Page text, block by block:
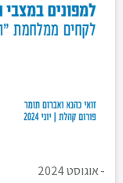
-אוגוסט 2024